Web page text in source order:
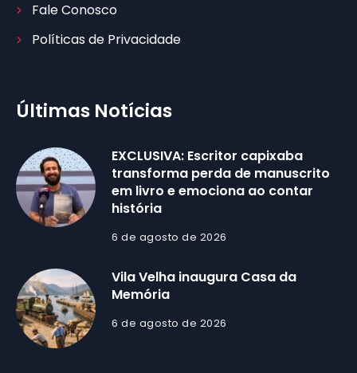
Fale Conosco
Políticas de Privacidade
Últimas Notícias
EXCLUSIVA: Escritor capixaba
transforma perda de manuscrito
em livro e emociona ao contar
história
6 de agosto de 2026
Vila Velha inaugura Casa da
Memória
6 de agosto de 2026